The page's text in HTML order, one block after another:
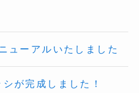
ューアルいたしました
が完成しました！